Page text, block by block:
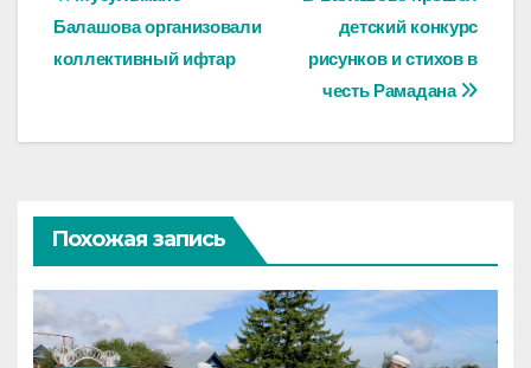
по
детский конкурс
рисунков и стихов в
честь Рамадана
Балашова организовали
коллективный ифтар
Похожая запись